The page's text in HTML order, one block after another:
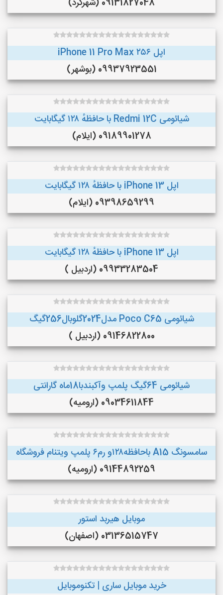
09131827048 (شهرکرد)
اپل iPhone 11 Pro Max ۲۵۶
09937923551 (بوشهر)
شیائومی Redmi 12C با حافظهٔ ۱۲۸ گیگابایت
09189901278 (ایلام)
اپل iPhone 13 با حافظهٔ ۱۲۸ گیگابایت
09398659299 (ایلام)
اپل iPhone 13 با حافظهٔ ۱۲۸ گیگابایت
09933283504 (اردبیل )
شیائومی Poco C65 مدل2024گلوبال256گیگ
09146822800 (اردبیل )
شیائومی 64گیگ پلمپ وآکبندبا18ماه گارانتی
09034611844 (ارومیه)
سامسونگ A15 باحافظه۱۲۸و رم۶ پلمپ ویتنام فروشگاه
09144892259 (ارومیه)
موبایل هیربد استور
03136515747 (اصفهان)
خرید موبایل ساری | تکنوموبایل